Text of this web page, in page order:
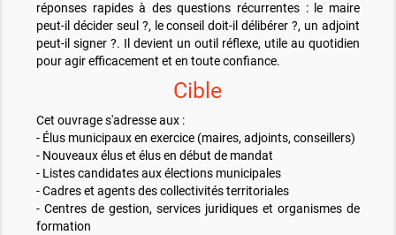
réponses rapides à des questions récurrentes : le maire
peut-il décider seul ?, le conseil doit-il délibérer ?, un adjoint
peut-il signer ?. Il devient un outil réflexe, utile au quotidien
pour agir efficacement et en toute confiance.
Cible
Cet ouvrage s'adresse aux :
- Élus municipaux en exercice (maires, adjoints, conseillers)
- Nouveaux élus et élus en début de mandat
- Listes candidates aux élections municipales
- Cadres et agents des collectivités territoriales
- Centres de gestion, services juridiques et organismes de
formation